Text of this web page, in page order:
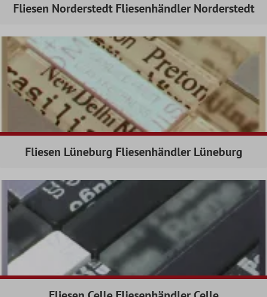
Fliesen Norderstedt Fliesenhändler Norderstedt
Fliesen Lüneburg Fliesenhändler Lüneburg